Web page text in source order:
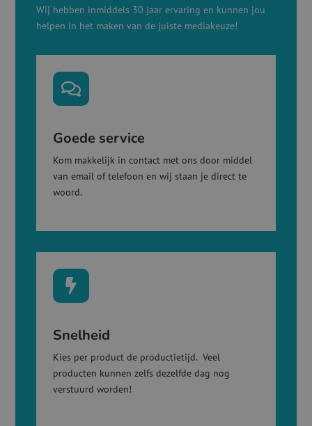
Wij hebben inmiddels 30 jaar ervaring en kunnen jou
helpen in het maken van de juiste mediakeuze!

Goede service
Kom makkelijk in contact met ons door middel
van email of telefoon en wij staan je direct te
woord.

Snelheid
Kies per product de productietijd. Veel
producten kunnen zelfs dezelfde dag nog
verstuurd worden!